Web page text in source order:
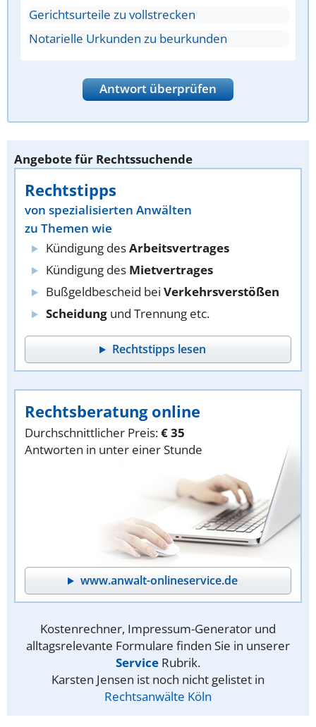
Gerichtsurteile zu vollstrecken
Notarielle Urkunden zu beurkunden
Antwort überprüfen
Angebote für Rechtssuchende
Rechtstipps
von spezialisierten Anwälten
zu Themen wie
Kündigung desArbeitsvertrages
Kündigung des Mietvertrages
Bußgeldbescheid bei Verkehrsverstößen
Scheidung und Trennung etc.
Rechtstipps lesen
Rechtsberatung online
Durchschnittlicher Preis:€ 35
Antworten in unter einer Stunde
www.anwalt-onlineservice.de
Kostenrechner, Impressum-Generator und
alltagsrelevante Formulare finden Sie in unserer
Service Rubrik.
Karsten Jensen ist noch nicht gelistet in
Rechtsanwälte Köln